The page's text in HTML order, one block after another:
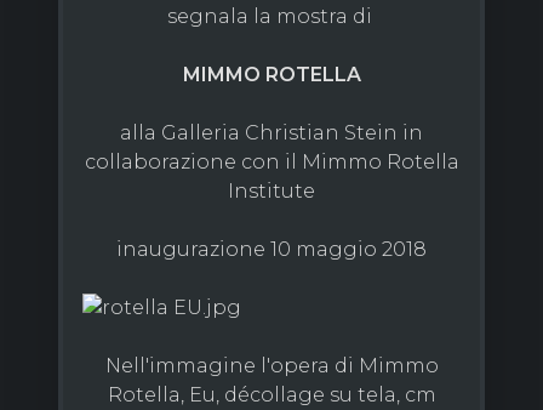
segnala la mostra di
MIMMO ROTELLA
alla Galleria Christian Stein in
collaborazione con il Mimmo Rotella
Institute
inaugurazione 10 maggio 2018
Nell'immagine l'opera di Mimmo
Rotella, Eu, décollage su tela, cm